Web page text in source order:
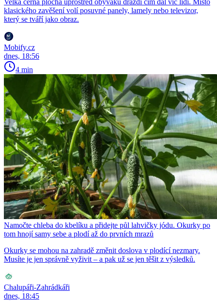
klasického zavěšení volí posuvné panely, lamely nebo televizor,
který se tváří jako obraz.
Mobify.cz
dnes, 18:56
4 min
Namočte chleba do kbelíku a přidejte půl lahvičky jódu. Okurky po
tom hnojí samy sebe a plodí až do prvních mrazů
Okurky se mohou na zahradě změnit doslova v plodící nezmary.
Musíte je jen správně vyživit – a pak už se jen těšit z výsledků.
Chalupáři-Zahrádkáři
dnes, 18:45